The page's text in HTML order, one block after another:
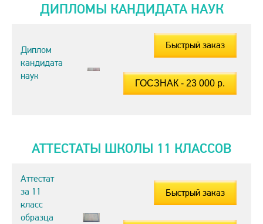
ДИПЛОМЫ КАНДИДАТА НАУК
Диплом
кандидата
наук
Быстрый заказ
АТТЕСТАТЫ ШКОЛЫ 11 КЛАССОВ
Аттестат
за 11
класс
образца
Быстрый заказ